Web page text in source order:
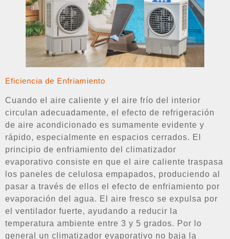
Eficiencia de Enfriamiento
Cuando el aire caliente y el aire frío del interior
circulan adecuadamente, el efecto de refrigeración
de aire acondicionado es sumamente evidente y
rápido, especialmente en espacios cerrados. El
principio de enfriamiento del climatizador
evaporativo consiste en que el aire caliente traspasa
los paneles de celulosa empapados, produciendo al
pasar a través de ellos el efecto de enfriamiento por
evaporación del agua. El aire fresco se expulsa por
el ventilador fuerte, ayudando a reducir la
temperatura ambiente entre 3 y 5 grados. Por lo
general un climatizador evaporativo no baja la